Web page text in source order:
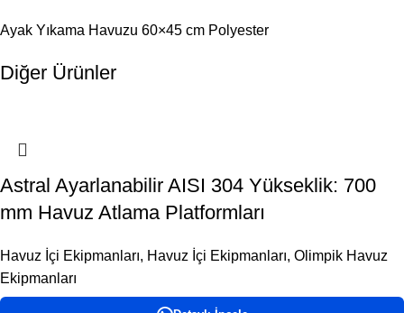
Ayak Yıkama Havuzu 60×45 cm Polyester
Diğer Ürünler
Astral Ayarlanabilir AISI 304 Yükseklik: 700
mm Havuz Atlama Platformları
Havuz İçi Ekipmanları, Havuz İçi Ekipmanları, Olimpik Havuz
Ekipmanları